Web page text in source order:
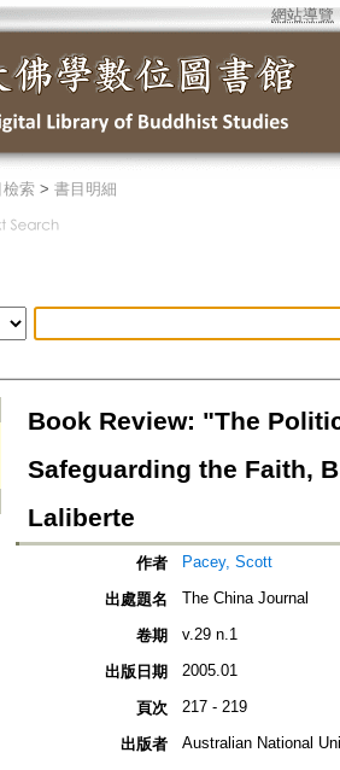
網站導覽
檢索 > 書目明細
Book Review: "The
Safeguarding the Faith,
Laliberte
作者 Pacey, Scott
出處題名 The China Journal
卷期 v.29 n.1
出版日期 2005.01
頁次 217 - 219
出版者 Australian National